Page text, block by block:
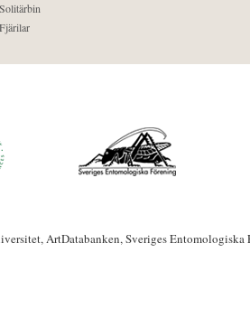
Solitärbin
Fjärilar
ArtDatabanken, Sveriges